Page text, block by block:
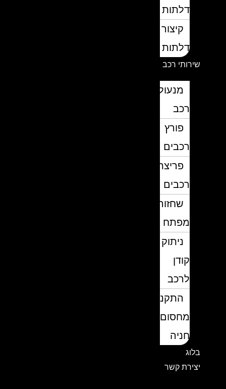
דלתות
קיצור
דלתות
שירותי רכב
מנעולן
פורץ
רכבים
פריצת
רכבים
שחזור
מפתח
ניתוק
לרכב
התקנת
מחסום
חניה
יצירת קשר